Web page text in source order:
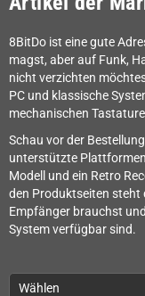
8BitDo ist eine gute
magst, aber auf Funk,
nicht verzichten
PC und klassische
mechanischen
Schau vor der
unterstützte
Modell und ein Retro
den Produktseiten steht
Empfänger brauchst
System verfügbar sind.
Wählen